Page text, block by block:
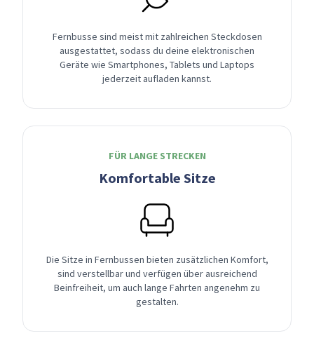
Fernbusse sind meist mit zahlreichen Steckdosen
ausgestattet, sodass du deine elektronischen
Geräte wie Smartphones, Tablets und Laptops
jederzeit aufladen kannst.
FÜR LANGE STRECKEN
Komfortable Sitze
Die Sitze in Fernbussen bieten zusätzlichen Komfort,
sind verstellbar und verfügen über ausreichend
Beinfreiheit, um auch lange Fahrten angenehm zu
gestalten.